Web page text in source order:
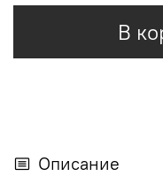
В
Описание